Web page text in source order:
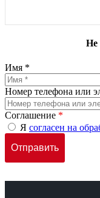
Не
Имя *
Номер телефона или
Соглашение *
Я согласен на